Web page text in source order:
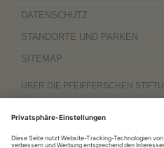
DATENSCHUTZ
STANDORTE UND PARKEN
SITEMAP
ÜBER DIE PFEIFFERSCHEN
Komplexträger und bieten
Menschen mit Behinderung, außerdem